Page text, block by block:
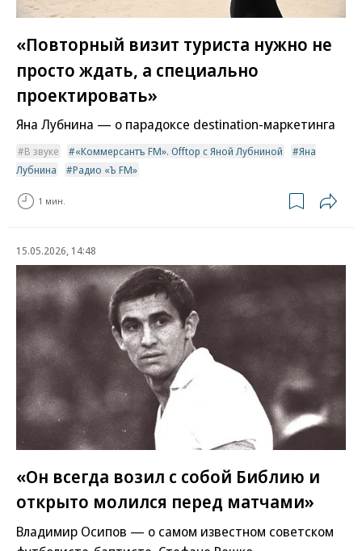
«Повторный визит туриста нужно не
просто ждать, а специально
проектировать»
Яна Лубнина — о парадоксе destination-маркетинга
В звуке «Коммерсантъ FM». Offtop с Яной Лубниной
Яна
Лубнина
Радио «Ъ FM»
1 мин.
15.05.2026, 14:48
«Он всегда возил с собой Библию и
открыто молился перед матчами»
Владимир Осипов — о самом известном советском